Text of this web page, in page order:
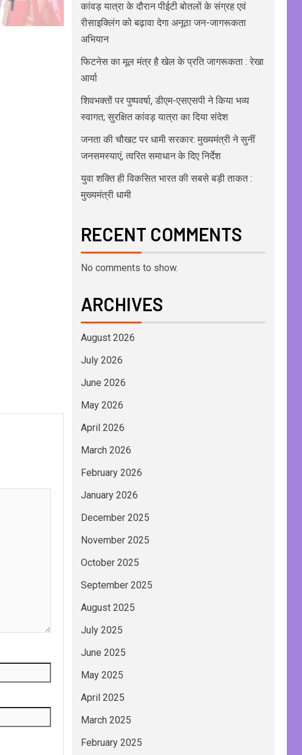
कांवड़ यात्रा के दौरान पीईटी बोतलों के संग्रह एवं
रीसाइक्लिंग को बढ़ावा देगा अनूठा जन-जागरूकता
अभियान
फिटनेस का मूल मंत्र है खेल के प्रति जागरूकता : रेखा
आर्या
शिवभक्तों पर पुष्पवर्षा, डीएम-एसएसपी ने किया भव्य
स्वागत; सुरक्षित कांवड़ यात्रा का दिया संदेश
जनता की चौखट पर धामी सरकार: मुख्यमंत्री ने सुनीं
जनसमस्याएं, त्वरित समाधान के दिए निर्देश
युवा शक्ति ही विकसित भारत की सबसे बड़ी ताकत :
मुख्यमंत्री धामी
RECENT COMMENTS
No comments to show.
ARCHIVES
August 2026
July 2026
June 2026
May 2026
April 2026
March 2026
February 2026
January 2026
December 2025
November 2025
October 2025
September 2025
August 2025
July 2025
June 2025
May 2025
April 2025
March 2025
February 2025